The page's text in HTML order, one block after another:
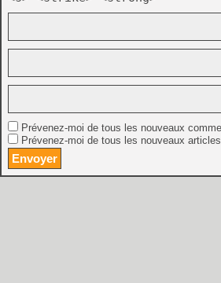
Prévenez-moi de tous les nouveaux
Prévenez-moi de tous les nouveaux